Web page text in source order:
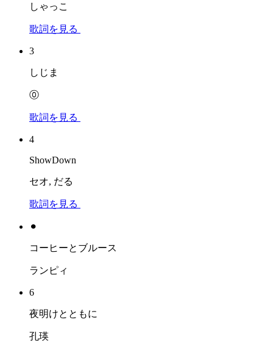
しゃっこ
歌詞を見る
3
しじま
⓪
歌詞を見る
4
ShowDown
セオ, だる
歌詞を見る
⚫︎
コーヒーとブルース
ランピィ
6
夜明けとともに
孔瑛